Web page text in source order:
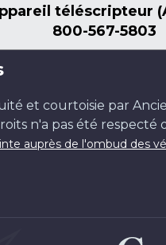
téléscripteur
800-567-5803
et courtoisie par
n'a pas été respecté
auprès de l'ombud des